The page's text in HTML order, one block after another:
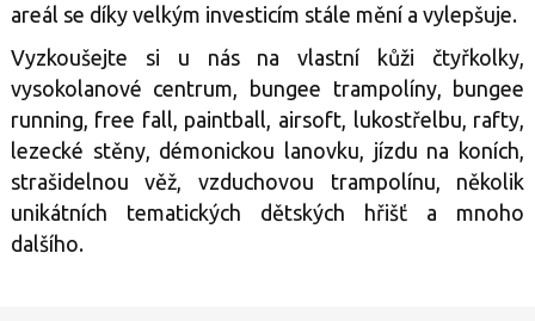
areál se díky velkým investicím stále mění a vylepšuje.
Vyzkoušejte si u nás na vlastní kůži čtyřkolky,
vysokolanové centrum, bungee trampolíny, bungee
running, free fall, paintball, airsoft, lukostřelbu, rafty,
lezecké stěny, démonickou lanovku, jízdu na koních,
strašidelnou věž, vzduchovou trampolínu, několik
unikátních tematických dětských hřišť a mnoho
dalšího.